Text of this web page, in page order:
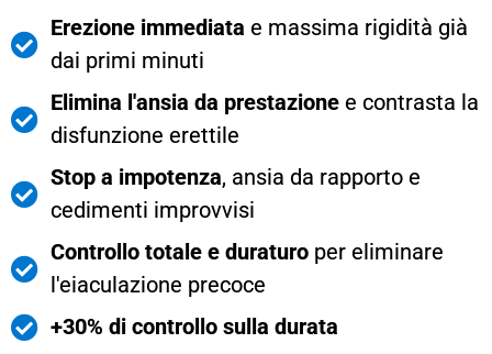
Erezione immediata e massima rigidità già
dai primi minuti
Elimina l'ansia da prestazione e contrasta la
disfunzione erettile
Stop a impotenza, ansia da rapporto e
cedimenti improvvisi
Controllo totale e duraturo per eliminare
l'eiaculazione precoce
+30% di controllo sulla durata